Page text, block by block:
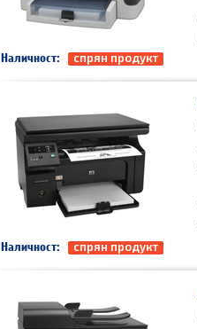
Наличност: спрян продукт
Наличност: спрян продукт